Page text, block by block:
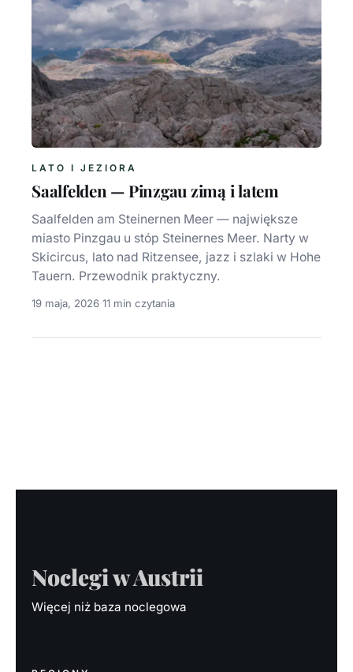
LATO I JEZIORA
Saalfelden — Pinzgau zimą i latem
Saalfelden am Steinernen Meer — największe
miasto Pinzgau u stóp Steinernes Meer. Narty w
Skicircus, lato nad Ritzensee, jazz i szlaki w Hohe
Tauern. Przewodnik praktyczny.
19 maja, 2026 11 min czytania
Noclegi w Austrii
Więcej niż baza noclegowa